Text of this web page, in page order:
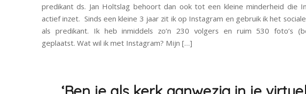
predikant ds. Jan Holtslag behoort dan ook tot een kleine minderheid die
actief inzet. Sinds een kleine 3 jaar zit ik op Instagram en gebruik ik het
als predikant. Ik heb inmiddels zo’n 230 volgers en ruim 530 foto’s
geplaatst. Wat wil ik met Instagram? Mijn […]